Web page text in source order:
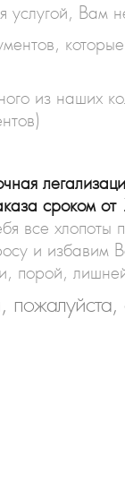
услугой, Вам
из наших
сроком от
все хлопоты
и избавим
порой,